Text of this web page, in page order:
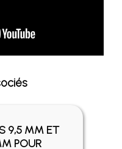
9,5 MM ET
POUR